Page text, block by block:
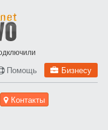
Помощь Бизнесу
Контакты